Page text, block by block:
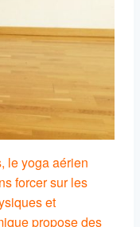
le yoga aérien
forcer sur les
et
propose des